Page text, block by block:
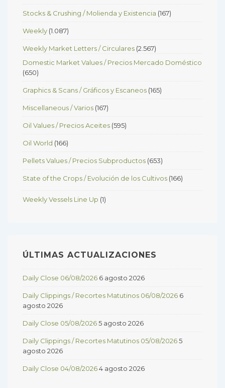
Stocks & Crushing / Molienda y Existencia (167)
Weekly (1.087)
Weekly Market Letters / Circulares (2.567)
Domestic Market Values / Precios Mercado Doméstico
(650)
Graphics & Scans / Gráficos y Escaneos (165)
Miscellaneous / Varios (167)
Oil Values / Precios Aceites (595)
Oil World (166)
Pellets Values / Precios Subproductos (653)
State of the Crops / Evolución de los Cultivos (166)
Weekly Vessels Line Up (1)
ÚLTIMAS ACTUALIZACIONES
Daily Close 06/08/2026 6 agosto 2026
Daily Clippings / Recortes Matutinos 06/08/2026 6
agosto 2026
Daily Close 05/08/20265 agosto 2026
Daily Clippings / Recortes Matutinos 05/08/20265
agosto 2026
Daily Close 04/08/20264 agosto 2026